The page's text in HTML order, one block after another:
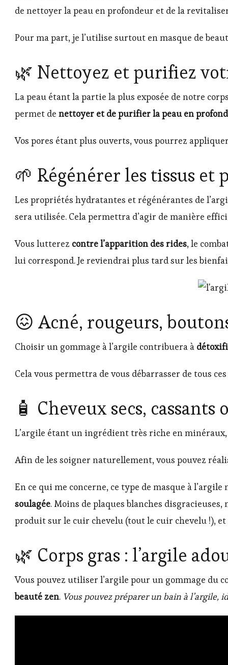
de nettoyer la peau en profondeur et de la
Pour ma part, je l’utilise surtout en masque de
🌿 Nettoyez et purifiez
La peau étant la partie la plus exposée de notre
permet de nettoyer et de purifier la peau en
Vos pores étant plus ouverts, vous pourrez
🌱 Régénérer les tissus
Les propriétés hydratantes et régénérantes de
sera utilisée. Cela permettra d’agir de manière
Vous lutterez contre l’apparition des rides, le
lui correspond. Je reviendrai plus tard sur les
😖 Acné, rougeurs,
Choisir un gommage à l’argile contribuera à
Cela vous permettra de vous débarrasser de tous
🧴 Cheveux secs, cassants
L’argile étant un ingrédient très riche en minéraux,
Afin de les soigner naturellement, vous pouvez
En ce qui me concerne, ce type de masque à
soulagée. Moins de plaques blanches
produit sur le cuir chevelu (tout le cuir chevelu !),
🌿 Corps gras : l’argile
Vous pouvez utiliser l’argile pour un gommage du
beauté zen. Vous pouvez préparer un bain à